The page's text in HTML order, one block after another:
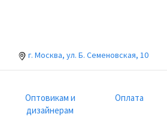
г. Москва, ул. Б. Семеновская, 10
Оптовикам и
дизайнерам
Оплата